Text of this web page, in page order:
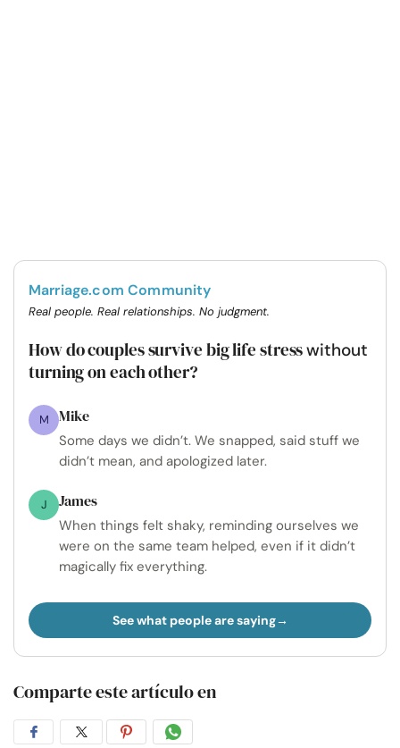
Marriage.com Community
Real people. Real relationships. No judgment.
How do couples survive big life stresswithout
turning on each other?
M Mike
Some days we didn’t. We snapped, said stuff we
didn’t mean, and apologized later.
J James
When things felt shaky, reminding ourselves we
were on the same team helped, even if it didn’t
magically fix everything.
See what people are saying
Comparte este artículo en
CompartirCompartirCompartirCompartir